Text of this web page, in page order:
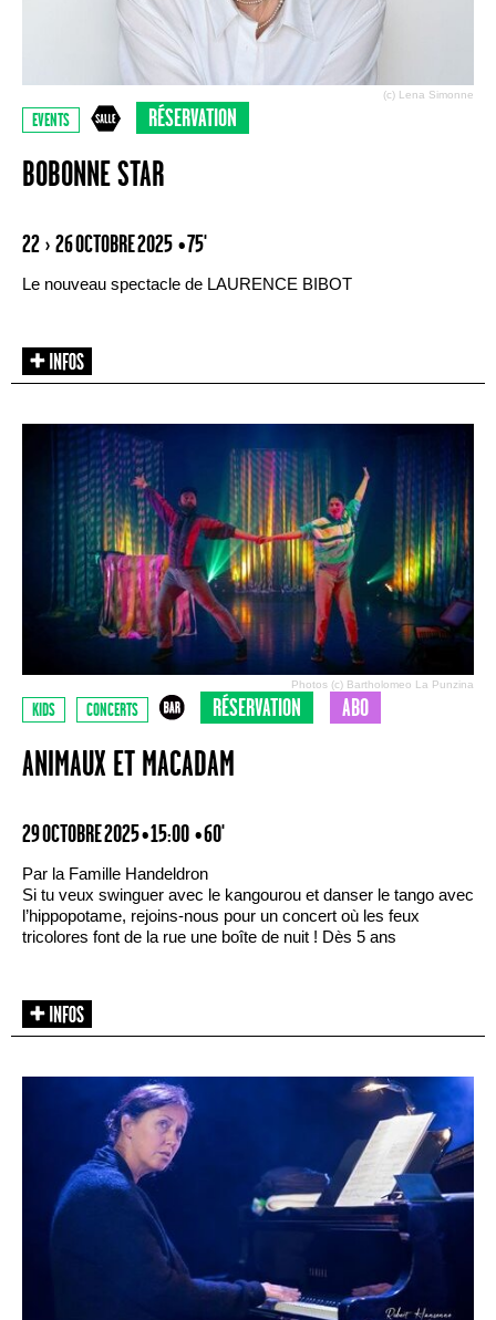
(c) Lena Simonne
EVENTS RÉSERVATION
BOBONNE STAR
22 › 26 OCTOBRE 2025 • 75'
Le nouveau spectacle de LAURENCE BIBOT
Photos (c) Bartholomeo La Punzina
KIDS CONCERTS RÉSERVATION ABO
ANIMAUX ET MACADAM
29 OCTOBRE 2025 • 15:00 • 60'
Par la Famille Handeldron
Si tu veux swinguer avec le kangourou et danser le tango avec
l’hippopotame, rejoins-nous pour un concert où les feux
tricolores font de la rue une boîte de nuit ! Dès 5 ans